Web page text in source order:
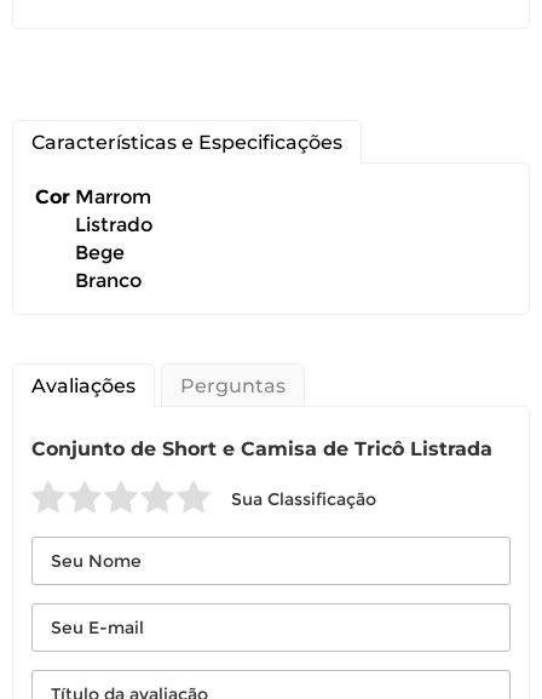
Você pode devolver este
produto gratuitamente.
Você possui até 07 dias corridos, após o
devolução
Características e Especificações
Cor Marrom
Listrado
Bege
Branco
Avaliações Perguntas
Conjunto de Short e Camisa de Tricô Listrada
Sua Classificação